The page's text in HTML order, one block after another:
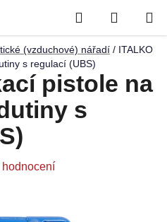
Hledat
KOŠÍK
(vzduchové) nářadí / ITALKO
s regulací (UBS)
pistole na
s
hodnocení